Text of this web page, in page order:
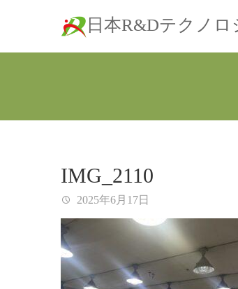
日本R&Dテクノロ
IMG_2110
2025年6月17日